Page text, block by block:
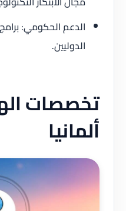
الدعم الحكومي:
الدوليين.
تخصصات
ألمانيا